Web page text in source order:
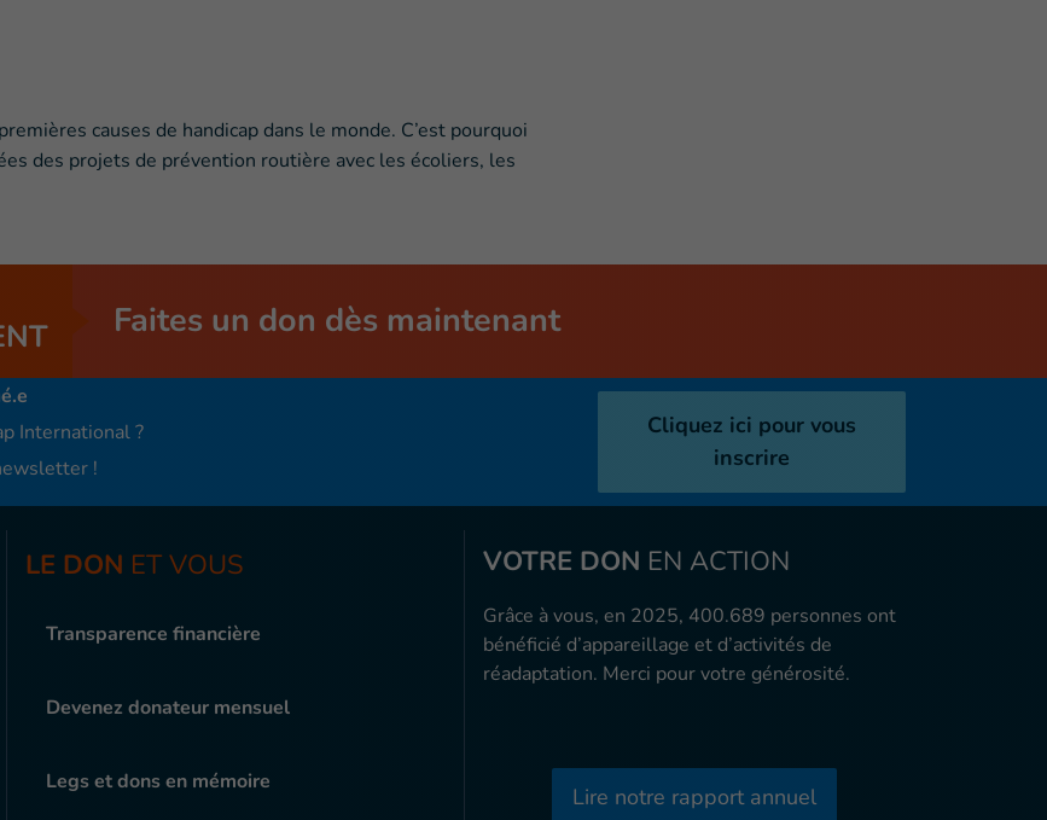
causes de handicap dans le monde. C’est pourquoi
des projets de prévention routière avec les écoliers, les
Faites un don dès maintenant
International ?
!
Cliquez ici pour vous
inscrire
LE DON ET VOUS
Transparence financière
Devenez donateur mensuel
Legs et dons en mémoire
VOTRE DON EN ACTION
Grâce à vous, en 2025, 400.689 personnes ont
bénéficié d’appareillage et d’activités de
réadaptation. Merci pour votre générosité.
Lire notre rapport annuel